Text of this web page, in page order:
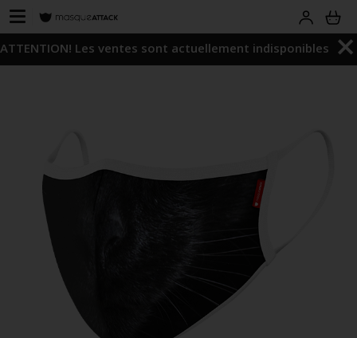
ATTENTION! Les ventes sont actuellement indisponibles